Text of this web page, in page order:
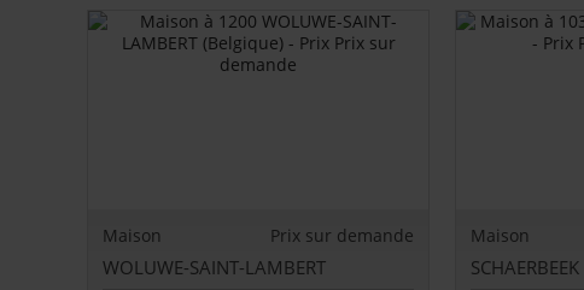
Maison Prix sur demande
WOLUWE-SAINT-LAMBERT
Maison
SCHAERBEEK